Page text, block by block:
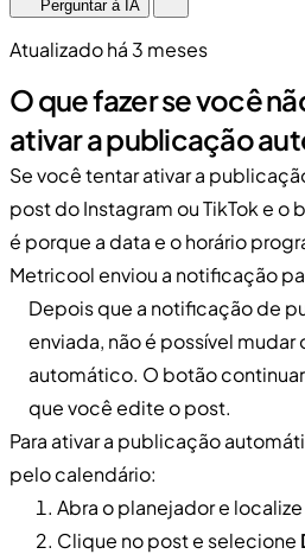
Perguntar à IA
Atualizado há 3 meses
O que fazer se você
ativar a publicação
Se você tentar ativar a
post do Instagram ou TikTok e o
é porque a data e o horário
Metricool enviou a notificação
Depois que a notificação de
enviada, não é possível
automático. O botão
que você edite o post.
Para ativar a publicação
pelo calendário:
Abra o planejador e
Clique no post e selecione